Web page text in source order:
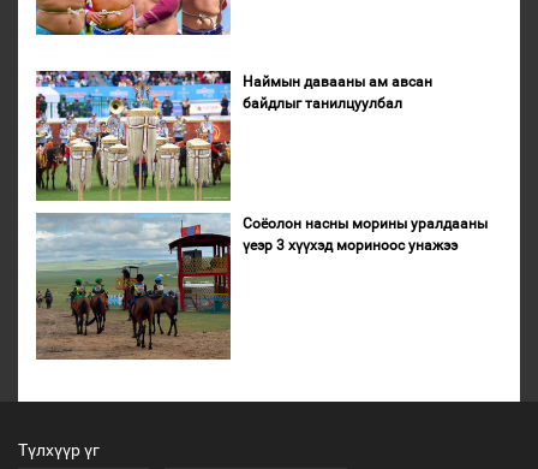
Наймын давааны ам авсан
байдлыг танилцуулбал
Соёолон насны морины уралдааны
үеэр 3 хүүхэд мориноос унажээ
Түлхүүр үг